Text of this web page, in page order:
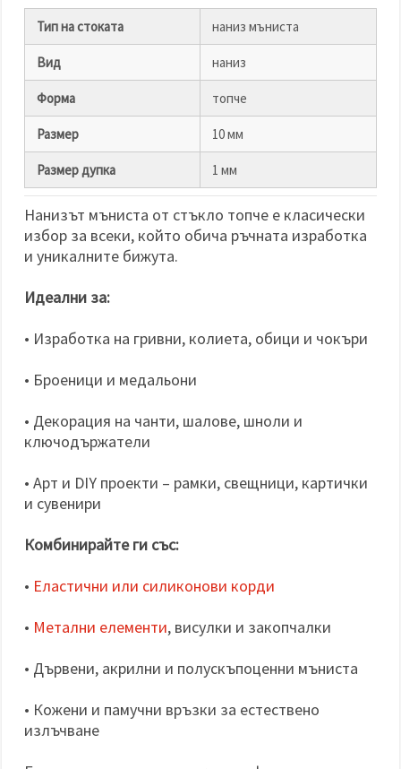
Тип на стоката наниз мъниста
Вид наниз
Форма топче
Размер 10 мм
Размер дупка 1 мм
Нанизът мъниста от стъкло топче е класически
избор за всеки, който обича ръчната изработка
и уникалните бижута.
Идеални за:
• Изработка на гривни, колиета, обици и чокъри
• Броеници и медальони
• Декорация на чанти, шалове, шноли и
ключодържатели
• Арт и DIY проекти – рамки, свещници, картички
и сувенири
Комбинирайте ги със:
• Еластични или силиконови корди
• Метални елементи, висулки и закопчалки
• Дървени, акрилни и полускъпоценни мъниста
• Кожени и памучни връзки за естествено
излъчване